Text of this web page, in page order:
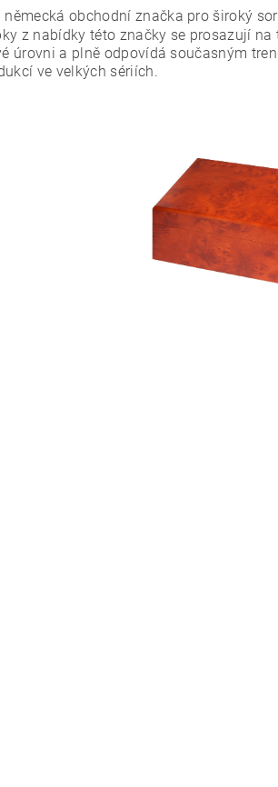
podmínkami ochrany osobních
německá obchodní značka pro široký
z nabídky této značky se prosazují
úrovni a plně odpovídá současným
ve velkých sériích.